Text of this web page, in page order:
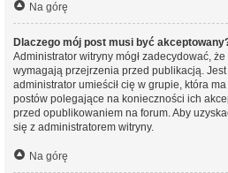
Na górę
Dlaczego mój post musi być
Administrator witryny mógł zadecydować,
wymagają przejrzenia przed publikacją.
administrator umieścił cię w grupie, która
postów polegające na konieczności ich
przed opublikowaniem na forum. Aby
się z administratorem witryny.
Na górę